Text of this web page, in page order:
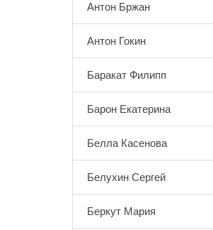
Антон Бржан
Антон Гокин
Баракат Филипп
Барон Екатерина
Белла Касенова
Белухин Сергей
Беркут Мария